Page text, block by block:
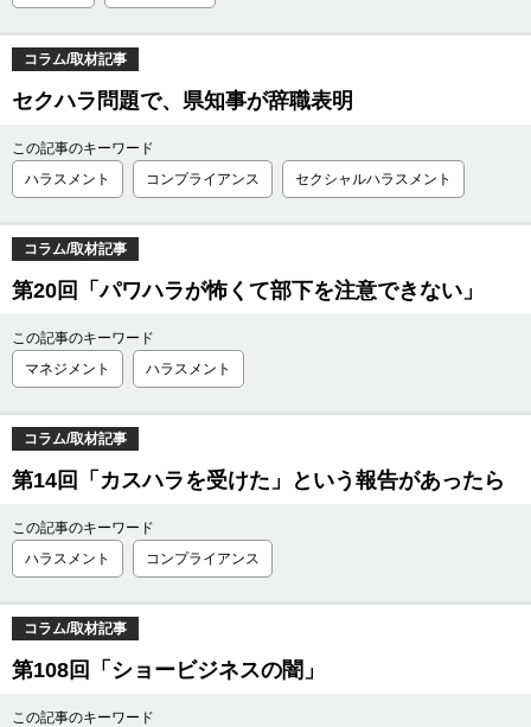
コラム/取材記事
セクハラ問題で、県知事が辞職表明
この記事のキーワード
ハラスメント
コンプライアンス セクシャルハラスメント
コラム/取材記事
第20回「パワハラが怖くて部下を注意できない」
この記事のキーワード
マネジメント
ハラスメント
コラム/取材記事
第14回「カスハラを受けた」という報告があったら
この記事のキーワード
ハラスメント
コンプライアンス
コラム/取材記事
第108回「ショービジネスの闇」
この記事のキーワード